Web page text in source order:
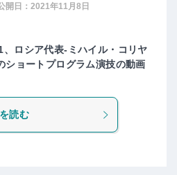
開日： 2021年11月8日
ロシア代表-ミハイル・コリヤ
ョートプログラム演技の動画
読む